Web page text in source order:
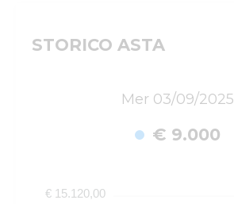
STORICO ASTA
Mer 03/09/2025
€ 9.000
€ 15.120,00